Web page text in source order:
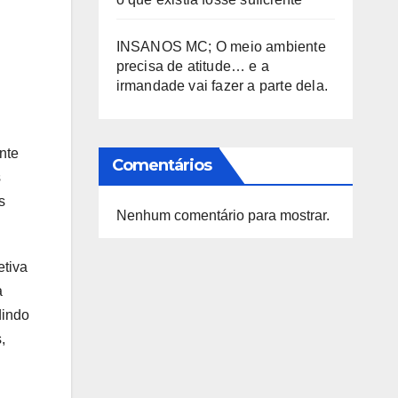
INSANOS MC; O meio ambiente
precisa de atitude… e a
irmandade vai fazer a parte dela.
Comentários
Nenhum comentário para mostrar.